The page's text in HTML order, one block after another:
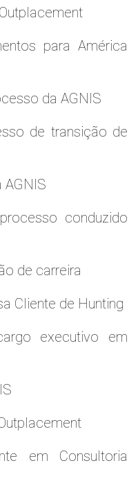
para América
da AGNIS
de transição de
AGNIS
conduzido
de carreira
Cliente de Hunting
executivo em
em Consultoria